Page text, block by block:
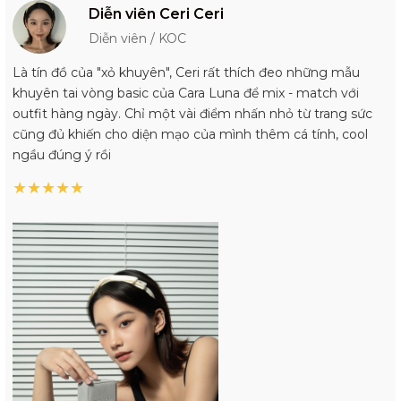
Diễn viên Ceri Ceri
Diễn viên / KOC
Là tín đồ của "xỏ khuyên", Ceri rất thích đeo những mẫu
khuyên tai vòng basic của Cara Luna để mix - match với
outfit hàng ngày. Chỉ một vài điểm nhấn nhỏ từ trang sức
cũng đủ khiến cho diện mạo của mình thêm cá tính, cool
ngầu đúng ý rồi
★★★★★